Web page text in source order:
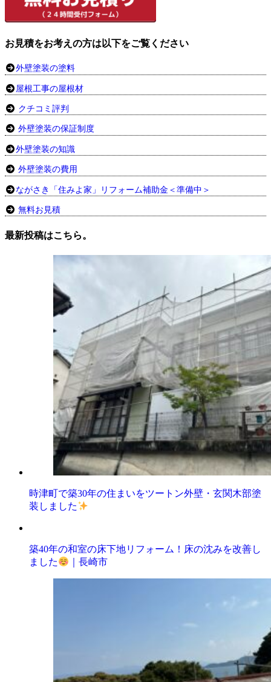
お見積をお考えの方は以下をご覧ください
外壁塗装の塗料
屋根工事の屋根材
クチコミ評判
外壁塗装の保証制度
外壁塗装の知識
外壁塗装の費用
ながさき「住みよ家」リフォーム補助金＜準備中＞
無料お見積
最新投稿はこちら。
時津町で築30年の住まいをツートン外壁・玄関木部塗
装しました
築40年の和室の床下地リフォーム！床の沈みを改善し
ました
｜長崎市